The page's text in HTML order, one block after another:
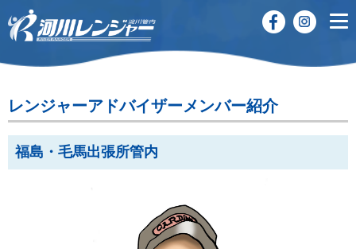
レンジャーアドバイザーメンバー紹介
福島・毛馬出張所管内